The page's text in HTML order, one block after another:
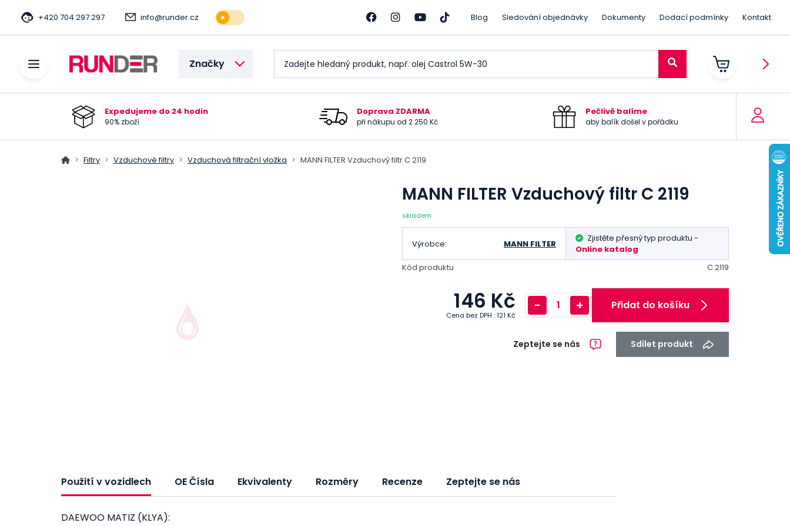
+420 704 297 297 info@runder.cz Blog Sledování objednávky Dokumenty Dodací podmínky Kontakt
Značky
Expedujeme do 24 hodin
90% zboží
Doprava ZDARMA
při nákupu od 2 250 Kč
Pečlivě balíme
aby balík došel v pořádku
Filtry Vzduchové filtry Vzduchová filtrační vložka MANN FILTER Vzduchový filtr C 2119
MANN FILTER Vzduchový filtr C 2119
skladem
Výrobce: MANN FILTER
Zjistěte přesný typ produktu -
Online katalog
Kód produktu
C 2119
146 Kč
Cena bez DPH : 121 Kč
- + Přidat do košíku
Zeptejte se nás Sdílet produkt
Použití v vozidlech OE Čísla Ekvivalenty Rozměry Recenze Zeptejte se nás
DAEWOO MATIZ (KLYA):